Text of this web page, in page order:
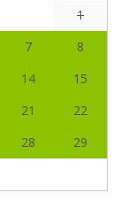
1
7
8
14
15
21
22
28
29